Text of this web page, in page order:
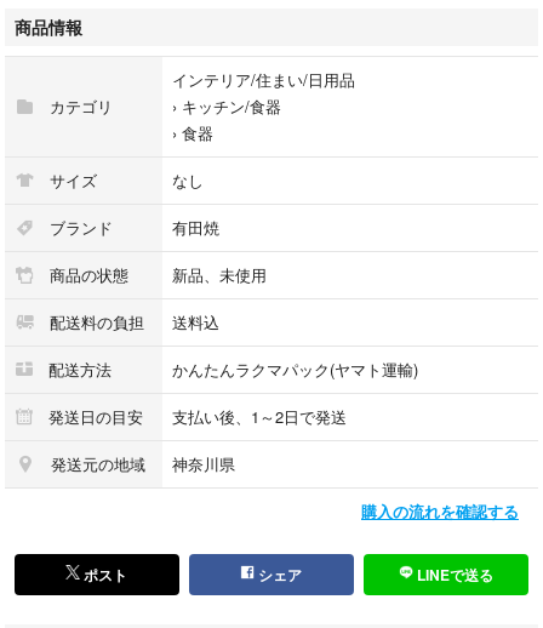
アンティーク
ヴィンテージ
日本製
平成レトロ
陶芸
有田焼
小皿
豆皿
商品情報
カテゴリ
インテリア/住まい/日用品
› キッチン/食器
› 食器
サイズ なし
ブランド 有田焼
商品の状態 新品、未使用
配送料の負担 送料込
配送方法 かんたんラクマパック(ヤマト運輸)
発送日の目安 支払い後、1～2日で発送
発送元の地域 神奈川県
購入の流れを確認する
ポスト シェア LINEで送る